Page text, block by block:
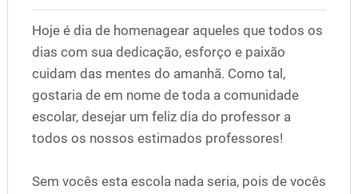
Hoje é dia de homenagear aqueles que todos os
dias com sua dedicação, esforço e paixão
cuidam das mentes do amanhã. Como tal,
gostaria de em nome de toda a comunidade
escolar, desejar um feliz dia do professor a
todos os nossos estimados professores!
Sem vocês esta escola nada seria, pois de vocês